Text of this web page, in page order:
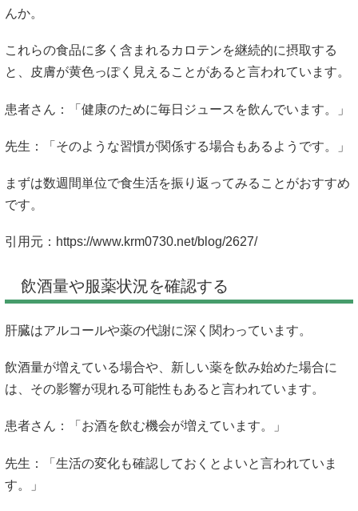
んか。
これらの食品に多く含まれるカロテンを継続的に摂取する
と、皮膚が黄色っぽく見えることがあると言われています。
患者さん：「健康のために毎日ジュースを飲んでいます。」
先生：「そのような習慣が関係する場合もあるようです。」
まずは数週間単位で食生活を振り返ってみることがおすすめ
です。
引用元： https://www.krm0730.net/blog/2627/
飲酒量や服薬状況を確認する
肝臓はアルコールや薬の代謝に深く関わっています。
飲酒量が増えている場合や、新しい薬を飲み始めた場合に
は、その影響が現れる可能性もあると言われています。
患者さん：「お酒を飲む機会が増えています。」
先生：「生活の変化も確認しておくとよいと言われていま
す。」